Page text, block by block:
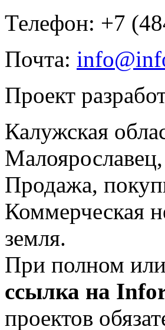
Телефон: +7
Почта:
Проект
Калужская
Продажа,
Коммерческая
земля.
При полном или
ссылка на
проектов